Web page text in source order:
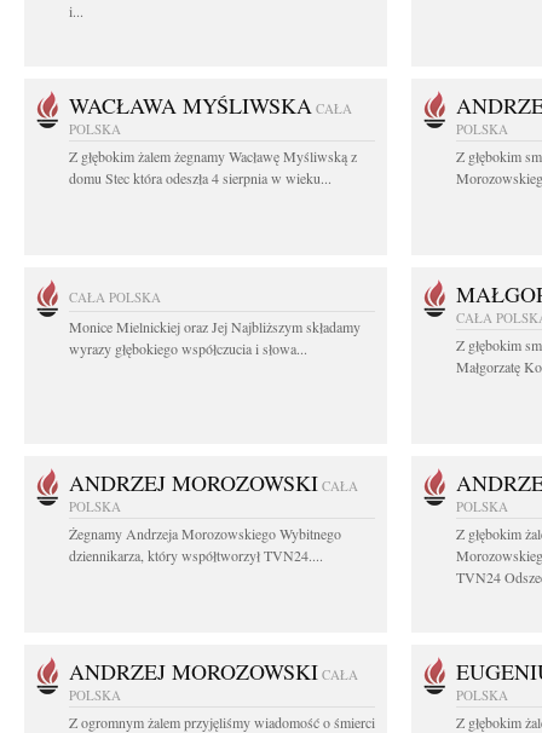
i...
WACŁAWA MYŚLIWSKA CAŁA
POLSKA
Z głębokim żalem żegnamy Wacławę Myśliwską z
domu Stec która odeszła 4 sierpnia w wieku...
POLSKA
Z głębokim
CAŁA POLSKA
Monice Mielnickiej oraz Jej Najbliższym składamy
wyrazy głębokiego współczucia i słowa...
CAŁA
Z głębokim
Małgorzatę
ANDRZEJ MOROZOWSKI CAŁA
POLSKA
Żegnamy Andrzeja Morozowskiego Wybitnego
dziennikarza, który współtworzył TVN24....
POLSKA
Z głębokim
TVN24
ANDRZEJ MOROZOWSKI CAŁA
POLSKA
Z ogromnym żalem przyjęliśmy wiadomość o śmierci
POLSKA
Z głębokim